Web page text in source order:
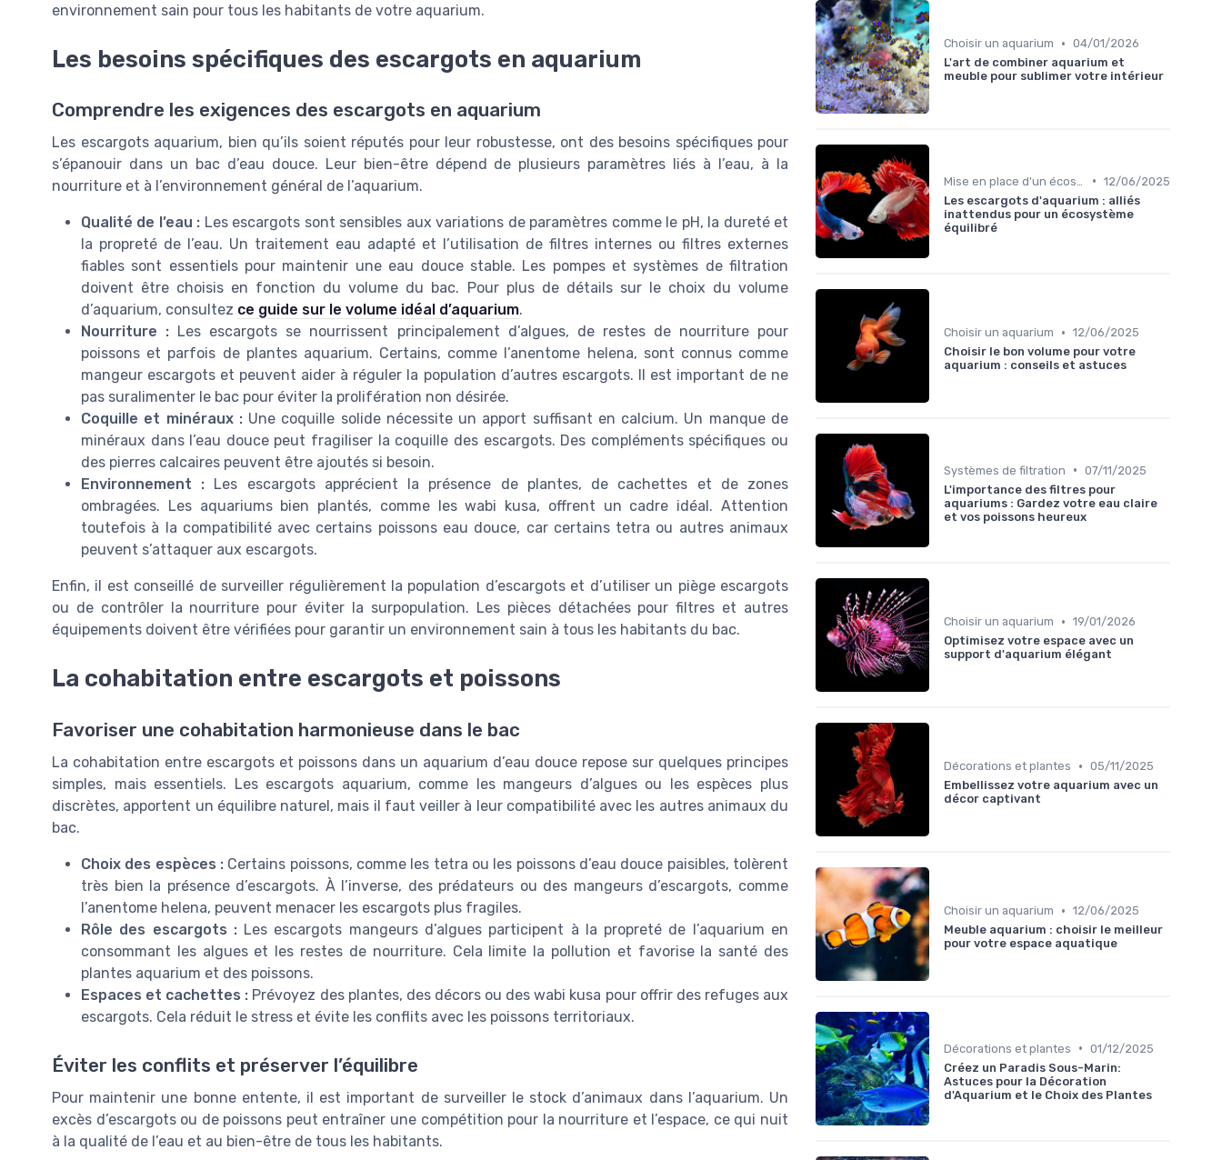
environnement sain pour tous les habitants de votre aquarium.
Les besoins spécifiques des escargots en aquarium
Comprendre les exigences des escargots en aquarium
Les escargots aquarium, bien qu’ils soient réputés pour leur robustesse, ont des besoins spécifiques pour
s’épanouir dans un bac d’eau douce. Leur bien-être dépend de plusieurs paramètres liés à l’eau, à la
nourriture et à l’environnement général de l’aquarium.
Qualité de l’eau : Les escargots sont sensibles aux variations de paramètres comme le pH, la dureté et
la propreté de l’eau. Un traitement eau adapté et l’utilisation de filtres internes ou filtres externes
fiables sont essentiels pour maintenir une eau douce stable. Les pompes et systèmes de filtration
doivent être choisis en fonction du volume du bac. Pour plus de détails sur le choix du volume
d’aquarium, consultez ce guide sur le volume idéal d’aquarium.
Nourriture : Les escargots se nourrissent principalement d’algues, de restes de nourriture pour
poissons et parfois de plantes aquarium. Certains, comme l’anentome helena, sont connus comme
mangeur escargots et peuvent aider à réguler la population d’autres escargots. Il est important de ne
pas suralimenter le bac pour éviter la prolifération non désirée.
Coquille et minéraux :Une coquille solide nécessite un apport suffisant en calcium. Un manque de
minéraux dans l’eau douce peut fragiliser la coquille des escargots. Des compléments spécifiques ou
des pierres calcaires peuvent être ajoutés si besoin.
Environnement : Les escargots apprécient la présence de plantes, de cachettes et de zones
ombragées. Les aquariums bien plantés, comme les wabi kusa, offrent un cadre idéal. Attention
toutefois à la compatibilité avec certains poissons eau douce, car certains tetra ou autres animaux
peuvent s’attaquer aux escargots.
Enfin, il est conseillé de surveiller régulièrement la population d’escargots et d’utiliser un piège escargots
ou de contrôler la nourriture pour éviter la surpopulation. Les pièces détachées pour filtres et autres
équipements doivent être vérifiées pour garantir un environnement sain à tous les habitants du bac.
La cohabitation entre escargots et poissons
Favoriser une cohabitation harmonieuse dans le bac
La cohabitation entre escargots et poissons dans un aquarium d’eau douce repose sur quelques principes
simples, mais essentiels. Les escargots aquarium, comme les mangeurs d’algues ou les espèces plus
discrètes, apportent un équilibre naturel, mais il faut veiller à leur compatibilité avec les autres animaux du
bac.
Choix des espèces : Certains poissons, comme les tetra ou les poissons d’eau douce paisibles, tolèrent
très bien la présence d’escargots. À l’inverse, des prédateurs ou des mangeurs d’escargots, comme
l’anentome helena, peuvent menacer les escargots plus fragiles.
Rôle des escargots :Les escargots mangeurs d’algues participent à la propreté de l’aquarium en
consommant les algues et les restes de nourriture. Cela limite la pollution et favorise la santé des
plantes aquarium et des poissons.
Espaces et cachettes : Prévoyez des plantes, des décors ou des wabi kusa pour offrir des refuges aux
escargots. Cela réduit le stress et évite les conflits avec les poissons territoriaux.
Éviter les conflits et préserver l’équilibre
Pour maintenir une bonne entente, il est important de surveiller le stock d’animaux dans l’aquarium. Un
excès d’escargots ou de poissons peut entraîner une compétition pour la nourriture et l’espace, ce qui nuit
à la qualité de l’eau et au bien-être de tous les habitants.
Choisir un aquarium • 04/01/2026
L'art de combiner aquarium et
meuble pour sublimer votre intérieur
• 12/06/2025
Les escargots d'aquarium : alliés
inattendus pour un écosystème
équilibré
Choisir un aquarium • 12/06/2025
Choisir le bon volume pour votre
aquarium : conseils et astuces
Systèmes de filtration • 07/11/2025
L'importance des filtres pour
aquariums : Gardez votre eau claire
et vos poissons heureux
Choisir un aquarium • 19/01/2026
Optimisez votre espace avec un
support d'aquarium élégant
Décorations et plantes • 05/11/2025
Embellissez votre aquarium avec un
décor captivant
Choisir un aquarium • 12/06/2025
Meuble aquarium : choisir le meilleur
pour votre espace aquatique
Décorations et plantes • 01/12/2025
Créez un Paradis Sous-Marin:
Astuces pour la Décoration
d'Aquarium et le Choix des Plantes